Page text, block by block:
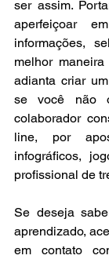
ser assim.
aperfeiçoar
informações,
melhor
adianta criar
se você não
colaborador
line, por
infográficos,
profissional de
Se deseja
aprendizado,
em contato